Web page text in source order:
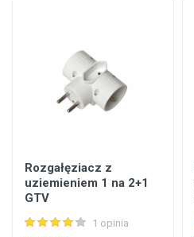
Rozgałęziacz z
uziemieniem 1 na 2+1
GTV
1 opinia